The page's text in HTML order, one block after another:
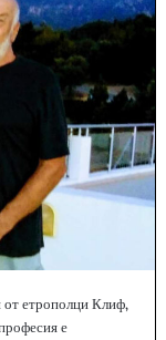
етрополци Клиф,
е